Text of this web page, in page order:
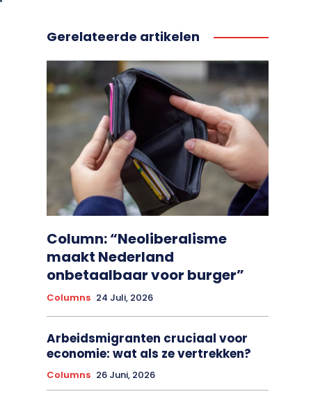
Gerelateerde artikelen
Column: “Neoliberalisme
maakt Nederland
onbetaalbaar voor burger”
Columns 24 Juli, 2026
Arbeidsmigranten cruciaal voor
economie: wat als ze vertrekken?
Columns 26 Juni, 2026